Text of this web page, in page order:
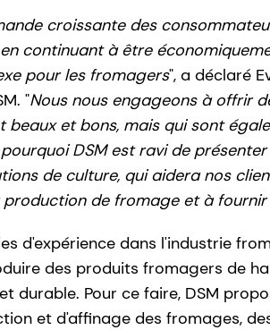
croissante des
continuant à être
pour les fromagers", a déclaré
"Nous nous engageons à offrir
beaux et bons, mais qui sont
DSM est ravi de
de culture, qui aidera nos
de fromage et à
d'expérience dans l'industrie
des produits fromagers de
durable. Pour ce faire, DSM
et d'affinage des fromages,